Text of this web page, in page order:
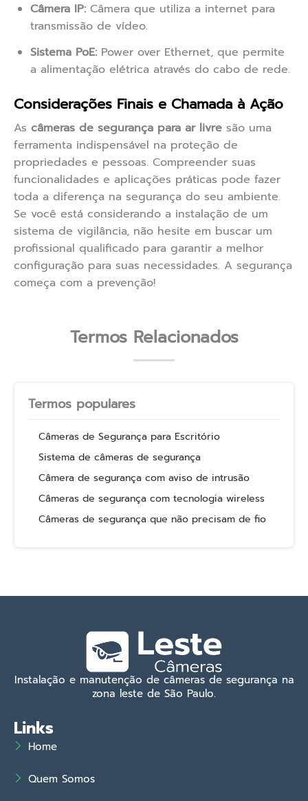
Câmera IP: Câmera que utiliza a internet para
transmissão de vídeo.
Sistema PoE: Power over Ethernet, que permite
a alimentação elétrica através do cabo de rede.
Considerações Finais e Chamada à Ação
As câmeras de segurança para ar livre são uma
ferramenta indispensável na proteção de
propriedades e pessoas. Compreender suas
funcionalidades e aplicações práticas pode fazer
toda a diferença na segurança do seu ambiente.
Se você está considerando a instalação de um
sistema de vigilância, não hesite em buscar um
profissional qualificado para garantir a melhor
configuração para suas necessidades. A segurança
começa com a prevenção!
Termos Relacionados
Termos populares
Câmeras de Segurança para Escritório
Sistema de câmeras de segurança
Câmera de segurança com aviso de intrusão
Câmeras de segurança com tecnologia wireless
Câmeras de segurança que não precisam de fio
Instalação e manutenção de câmeras de segurança na
zona leste de São Paulo.
Links
Home
Quem Somos